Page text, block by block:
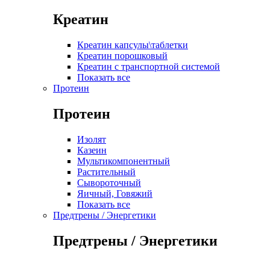
Креатин
Креатин капсулы\таблетки
Креатин порошковый
Креатин с транспортной системой
Показать все
Протеин
Протеин
Изолят
Казеин
Мультикомпонентный
Растительный
Сывороточный
Яичный, Говяжий
Показать все
Предтрены / Энергетики
Предтрены / Энергетики